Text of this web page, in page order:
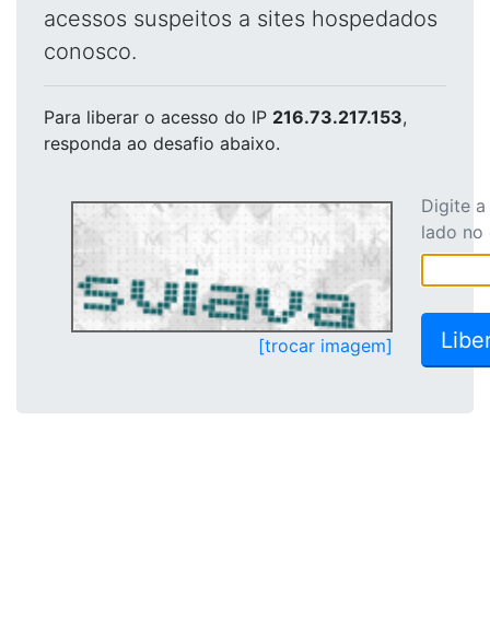
acessos suspeitos a sites hospedados
conosco.
Para liberar o acesso do IP 216.73.217.153,
responda ao desafio abaixo.
[trocar imagem]
Digite
lado no